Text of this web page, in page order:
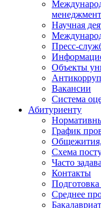
Научная
Пресс-
Объекты
Вакансии
Система
Абитуриенту
График
Общежития,
Схема
Часто
Контакты
Среднее
Бакалавриат